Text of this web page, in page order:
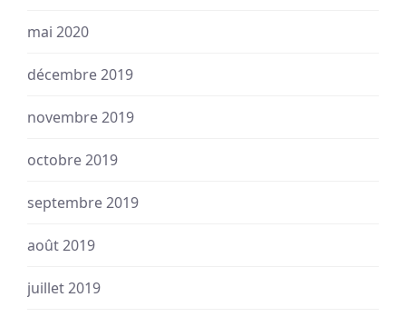
mai 2020
décembre 2019
novembre 2019
octobre 2019
septembre 2019
août 2019
juillet 2019